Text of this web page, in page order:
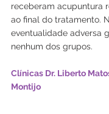
receberam acupuntura
ao final do tratamento.
eventualidade adversa
nenhum dos grupos.
Clínicas Dr. Liberto
Montijo